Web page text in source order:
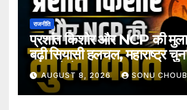
राजनीति
प्रशांत किशोर और NCP की
बढ़ी सियासी हलचल, महाराष्ट्र
अटकलें तेज
AUGUST 8, 2026 SONU